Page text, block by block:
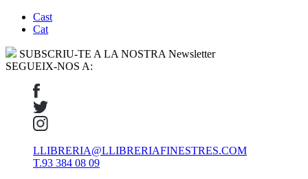
Cast
Cat
SUBSCRIU-TE A LA NOSTRA Newsletter
SEGUEIX-NOS A:
LLIBRERIA@LLIBRERIAFINESTRES.COM
T.93 384 08 09